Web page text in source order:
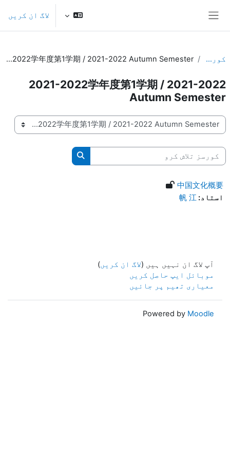
لاگ ان کریں
کورسز 2021-2022学年度第1学期 / 2021-2022 Autumn Semester
2021-2022学年度第1学期 / 2021-2022
Autumn Semester
کورس کی اقسام
کورسز تلاش کرو
کورسز تلاش کرو
中国文化概要
استاد: 帆 江
آپ لاگ ان نہیں ہیں (لاگ ان کریں)
موبائل ایپ حاصل کریں
معیاری تھیم پر جائیں
Powered by Moodle